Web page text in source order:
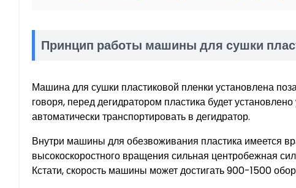
Принцип работы машины для сушки
Машина для сушки пластиковой пленки установлена
говоря, перед дегидратором пластика будет
автоматически транспортировать в дегидратор.
Внутри машины для обезвоживания пластика имеется
высокоскоростного вращения сильная центробежная
Кстати, скорость машины может достигать 900-1500